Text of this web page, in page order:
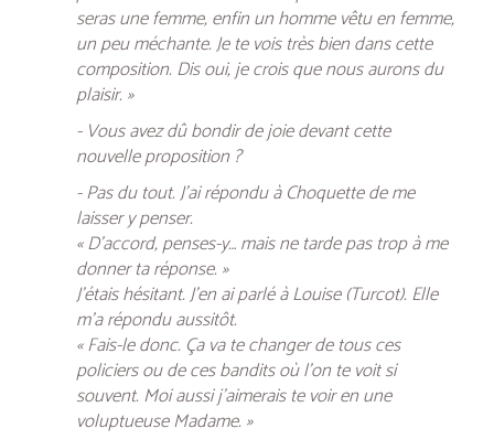
seras une femme, enfin un homme vêtu en femme,
un peu méchante. Je te vois très bien dans cette
composition. Dis oui, je crois que nous aurons du
plaisir. »
- Vous avez dû bondir de joie devant cette
nouvelle proposition ?
- Pas du tout. J’ai répondu à Choquette de me
laisser y penser.
« D’accord, penses-y… mais ne tarde pas trop à me
donner ta réponse. »
J’étais hésitant. J’en ai parlé à Louise (Turcot). Elle
m’a répondu aussitôt.
« Fais-le donc. Ça va te changer de tous ces
policiers ou de ces bandits où l’on te voit si
souvent. Moi aussi j’aimerais te voir en une
voluptueuse Madame. »